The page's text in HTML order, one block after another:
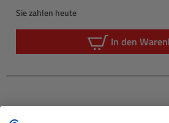
Sie zahlen heute
In den